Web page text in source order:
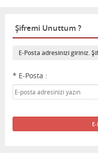
Şifremi Unuttum ?
E-Posta adresinizi giriniz.
* E-Posta :